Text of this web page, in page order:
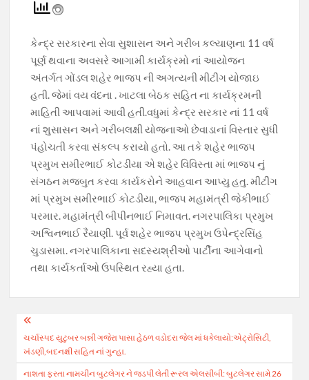
e
b
o
o
k
s
A
p
p
gr
a
m
er y
Li
n
k
કેન્દ્ર સરકારના સેવા સુશાસન અને ગરીબ કલ્યાણના 11 વર્ષ
પૂર્ણ થવાના અવસરે આગામી કાર્યક્રમો નાં આયોજન
અંતર્ગત ગોંડલ શહેર ભાજપ ની અગત્યની મીટીંગ યોજાઇ
હતી. જેમાં વય વંદના . ખાટલા બેઠક સહિત ના કાર્યક્રમની
માહિતી આપવામાં આવી હતી.વધુમાં કેન્દ્ર સરકાર નાં 11 વર્ષ
નાં શુસાસન અને ગરીબલક્ષી યોજનાઓ છેવાડાનાં વિસ્તાર સુધી
પંહોચતી કરવા સંકલ્પ કરાયો હતો. આ તકે શહેર ભાજપ
પ્રમુખ સમીરભાઈ કોટડીયા એ શહેર વિવિસ્તા માં ભાજપ નું
સંગઠન મજબુત કરવા કાર્યકરોને આહવાન આપ્યુ હતુ. મીટીંગ
માં પ્રમુખ સમીરભાઈ કોટડીયા, ભાજપ મહામંત્રી જેકીભાઈ
પરમાર. મહામંત્રી બીપીનભાઈ નિમાવત. નગરપાલિકા પ્રમુખ
અશ્વિનભાઈ રૈયાણી. પૂર્વ શહેર ભાજપ પ્રમુખ ઉપેન્દ્રસિંહ
ચુડાસમા. નગરપાલિકાના સદસ્યશ્રીઓ પાર્ટીના આગેવાનો
તથા કાર્યકર્તાઓ ઉપસ્થિત રહ્યા હતા.
Post
navigation
ચર્ચાસ્પદ યુટુબર બન્ની ગજેરા પાસા હેઠળ વડોદરા જેલ માં ધકેલાયો:એટ્રોસિટી,
ખંડણી,બદનક્ષી સહિત નાં ગુન્હા.
નાશતા ફરતા નામચીન બુટલેગર ને જડપી લેતી રૂરલ એલસીબી: બુટલેગર સામે 26